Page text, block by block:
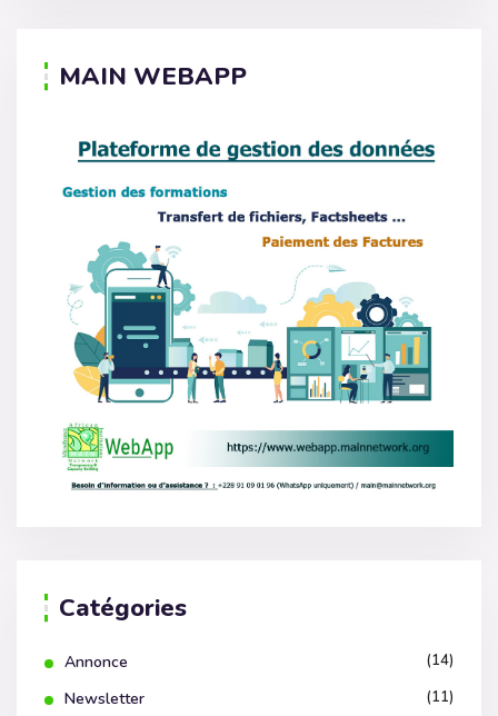
MAIN WEBAPP
Catégories
Annonce (14)
Newsletter (11)